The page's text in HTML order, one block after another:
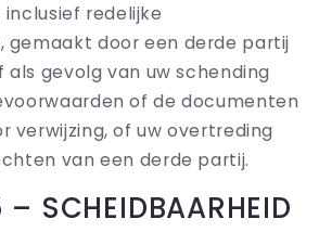
redelijke
gemaakt door een derde partij
als gevolg van uw schending
of de documenten
verwijzing, of uw overtreding
van een derde partij.
– SCHEIDBAARHEID